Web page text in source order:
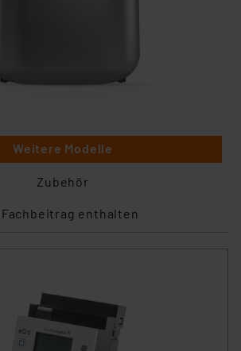
Weitere Modelle
Zubehör
Fachbeitrag enthalten